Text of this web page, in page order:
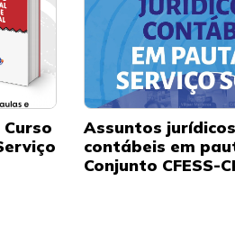
Assuntos
contábeis em
Conjunto CFESS-